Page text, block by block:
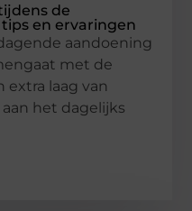
de
en ervaringen
aandoening
met de
extra laag van
het dagelijks